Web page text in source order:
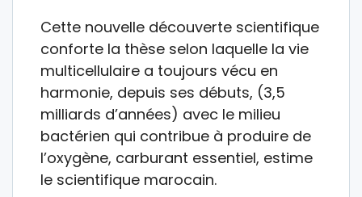
Cette nouvelle découverte scientifique
conforte la thèse selon laquelle la vie
multicellulaire a toujours vécu en
harmonie, depuis ses débuts, (3,5
milliards d’années) avec le milieu
bactérien qui contribue à produire de
l’oxygène, carburant essentiel, estime
le scientifique marocain.